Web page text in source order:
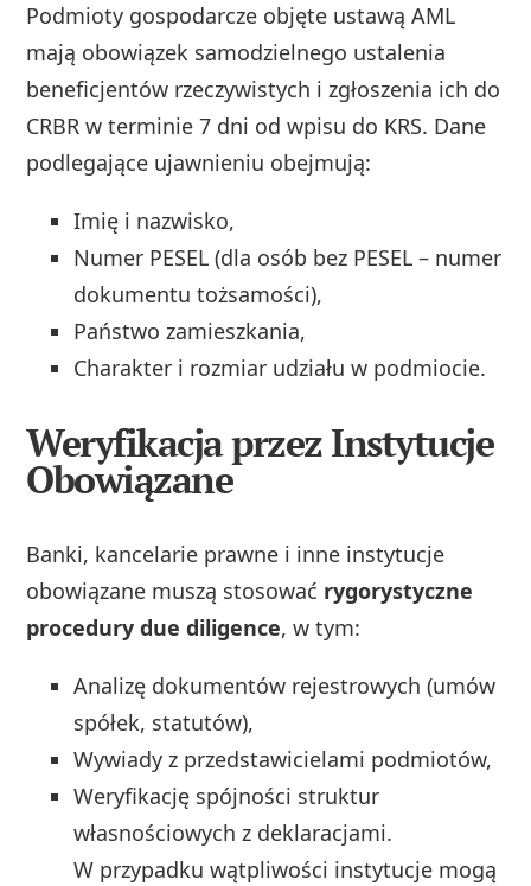
Podmioty gospodarcze objęte ustawą AML
mają obowiązek samodzielnego ustalenia
beneficjentów rzeczywistych i zgłoszenia ich do
CRBR w terminie 7 dni od wpisu do KRS. Dane
podlegające ujawnieniu obejmują:
Imię i nazwisko,
Numer PESEL (dla osób bez PESEL – numer
dokumentu tożsamości),
Państwo zamieszkania,
Charakter i rozmiar udziału w podmiocie.
Weryfikacja przez Instytucje
Obowiązane
Banki, kancelarie prawne i inne instytucje
obowiązane muszą stosować rygorystyczne
procedury due diligence, w tym:
Analizę dokumentów rejestrowych (umów
spółek, statutów),
Wywiady z przedstawicielami podmiotów,
Weryfikację spójności struktur
własnościowych z deklaracjami.
W przypadku wątpliwości instytucje mogą